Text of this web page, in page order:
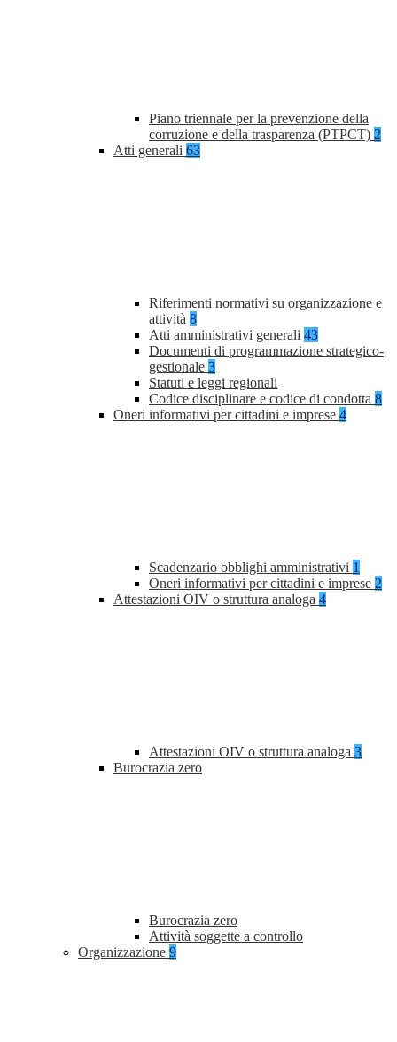
Piano triennale per la prevenzione della
corruzione e della trasparenza (PTPCT) 2
Atti generali 63
Riferimenti normativi su organizzazione e
attività 8
Atti amministrativi generali 43
Documenti di programmazione strategico-
gestionale 3
Statuti e leggi regionali
Codice disciplinare e codice di condotta 8
Oneri informativi per cittadini e imprese 4
Scadenzario obblighi amministrativi 1
Oneri informativi per cittadini e imprese 2
Attestazioni OIV o struttura analoga 4
Attestazioni OIV o struttura analoga 3
Burocrazia zero
Burocrazia zero
Attività soggette a controllo
Organizzazione 9